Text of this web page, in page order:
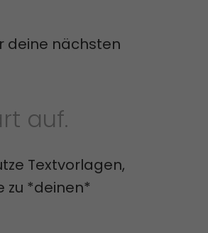
deine nächsten
auf.
Textvorlagen,
zu *deinen*